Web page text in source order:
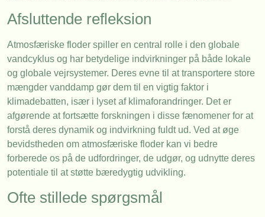
Afsluttende refleksion
Atmosfæriske floder spiller en central rolle i den globale
vandcyklus og har betydelige indvirkninger på både lokale
og globale vejrsystemer. Deres evne til at transportere store
mængder vanddamp gør dem til en vigtig faktor i
klimadebatten, især i lyset af klimaforandringer. Det er
afgørende at fortsætte forskningen i disse fænomener for at
forstå deres dynamik og indvirkning fuldt ud. Ved at øge
bevidstheden om atmosfæriske floder kan vi bedre
forberede os på de udfordringer, de udgør, og udnytte deres
potentiale til at støtte bæredygtig udvikling.
Ofte stillede spørgsmål